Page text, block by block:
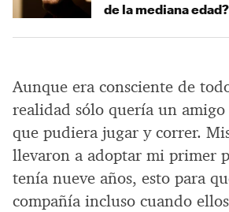
Aunque era consciente de
realidad sólo quería un
que pudiera jugar y correr.
llevaron a adoptar mi primer
tenía nueve años, esto para
compañía incluso cuando
de la mediana edad?